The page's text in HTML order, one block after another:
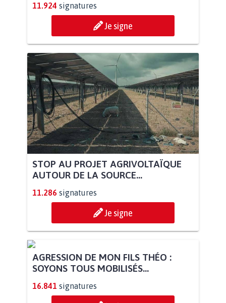
11.924 signatures
Je signe
STOP AU PROJET AGRIVOLTAÏQUE
AUTOUR DE LA SOURCE...
11.286 signatures
Je signe